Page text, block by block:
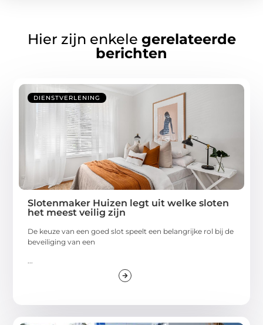
Hier zijn enkele gerelateerde
berichten
DIENSTVERLENING
Slotenmaker Huizen legt uit welke sloten
het meest veilig zijn
De keuze van een goed slot speelt een belangrijke rol bij de
beveiliging van een
...